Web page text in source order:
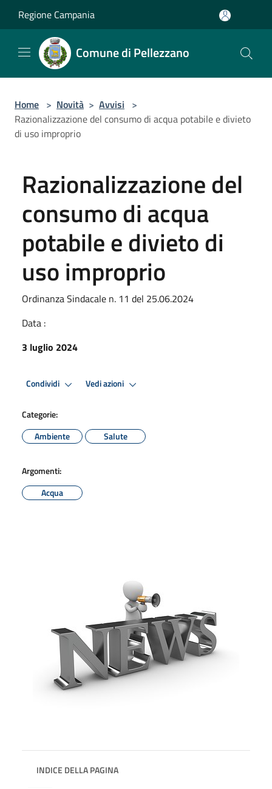
Regione Campania
Comune di Pellezzano
Home > Novità > Avvisi >
Razionalizzazione del consumo di acqua potabile e divieto
di uso improprio
Razionalizzazione del
consumo di acqua
potabile e divieto di
uso improprio
Ordinanza Sindacale n. 11 del 25.06.2024
Data :
3 luglio 2024
Condividi Vedi azioni
Categorie:
Ambiente
Salute
Argomenti:
Acqua
INDICE DELLA PAGINA